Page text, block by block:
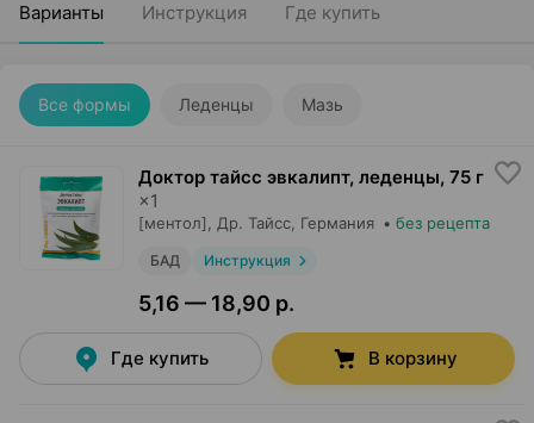
Варианты Инструкция Где купить
Все формы Леденцы Мазь
Доктор тайсс эвкалипт, леденцы, 75 г
×1
[ментол], Др. Тайсс , Германия • без рецепта
БАД Инструкция
5,16 — 18,90 р.
Где купить В корзину